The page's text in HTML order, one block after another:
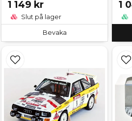
1 149 kr
Slut på lager
Bevaka
1